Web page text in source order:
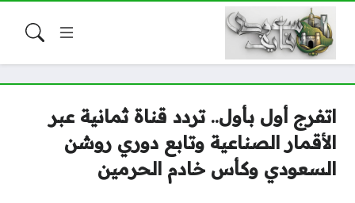
اتفرج أول بأول.. تردد قناة ثمانية عبر
الأقمار الصناعية وتابع دوري روشن
السعودي وكأس خادم الحرمين